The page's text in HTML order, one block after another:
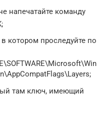
напечатайте команду
котором проследуйте по
там ключ, имеющий